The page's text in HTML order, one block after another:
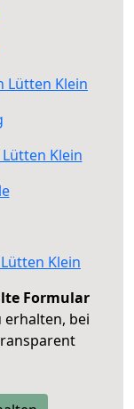
Lütten Klein
Klein
Klein
Formular
erhalten, bei